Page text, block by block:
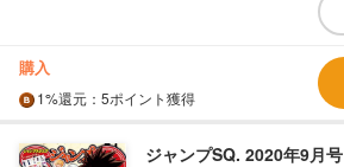
購入
1%還元 ：5ポイント獲得
ジャンプSQ. 2020年9月号